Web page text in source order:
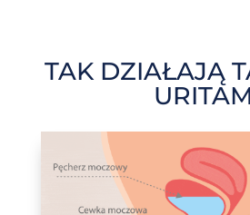
TAK DZIAŁAJĄ
URITAM